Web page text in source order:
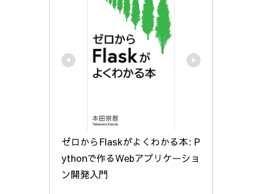
ゼロからFlaskがよくわかる本: P
ythonで作るWebアプリケーショ
ン開発入門